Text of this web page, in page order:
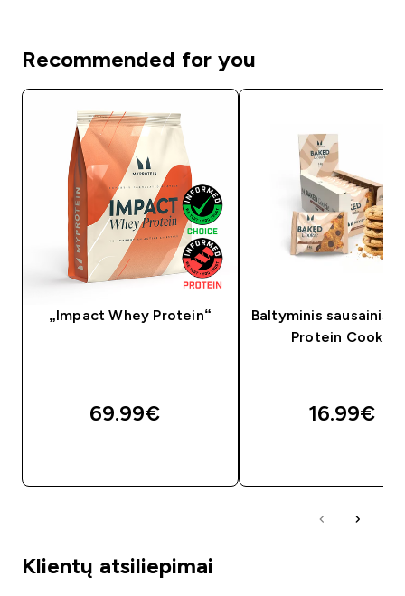
Recommended for you
„Impact Whey Protein“
69.99€‎
Baltyminis sausainis
Protein Cookie“
16.99€‎
Klientų atsiliepimai